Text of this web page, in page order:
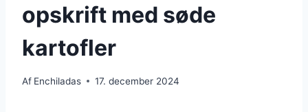
opskrift med søde
kartofler
Af Enchiladas 17. december 2024